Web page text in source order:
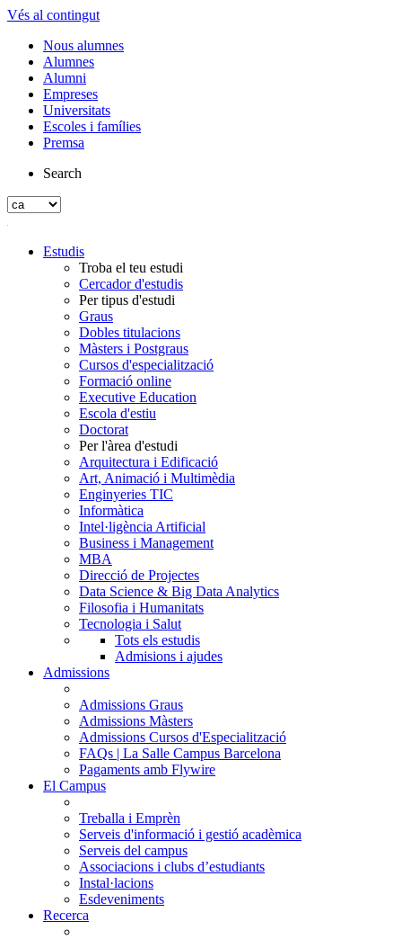
Vés al contingut
Nous alumnes
Alumnes
Alumni
Empreses
Universitats
Escoles i famílies
Premsa
Search
Estudis
Troba el teu estudi
Cercador d'estudis
Per tipus d'estudi
Graus
Dobles titulacions
Màsters i Postgraus
Cursos d'especialització
Formació online
Executive Education
Escola d'estiu
Doctorat
Per l'àrea d'estudi
Arquitectura i Edificació
Art, Animació i Multimèdia
Enginyeries TIC
Informàtica
Intel·ligència Artificial
Business i Management
MBA
Direcció de Projectes
Data Science & Big Data Analytics
Filosofia i Humanitats
Tecnologia i Salut
Tots els estudis
Admisions i ajudes
Admissions
Admissions Graus
Admissions Màsters
Admissions Cursos d'Especialització
FAQs | La Salle Campus Barcelona
Pagaments amb Flywire
El Campus
Treballa i Emprèn
Serveis d'informació i gestió acadèmica
Serveis del campus
Associacions i clubs d’estudiants
Instal·lacions
Esdeveniments
Recerca